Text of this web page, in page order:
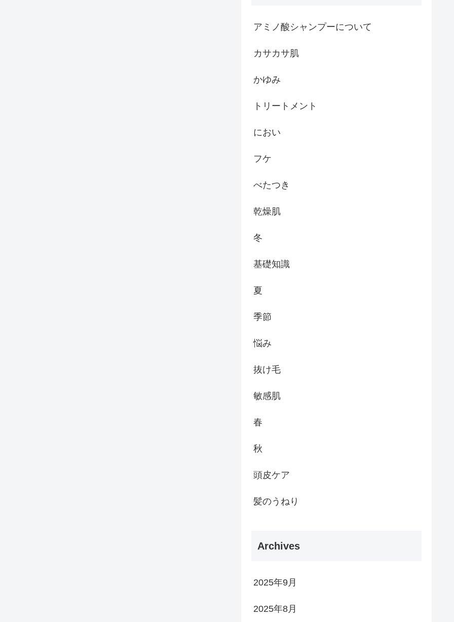
アミノ酸シャンプーについて
カサカサ肌
かゆみ
トリートメント
におい
フケ
べたつき
乾燥肌
冬
基礎知識
夏
季節
悩み
抜け毛
敏感肌
春
秋
頭皮ケア
髪のうねり
Archives
2025年9月
2025年8月